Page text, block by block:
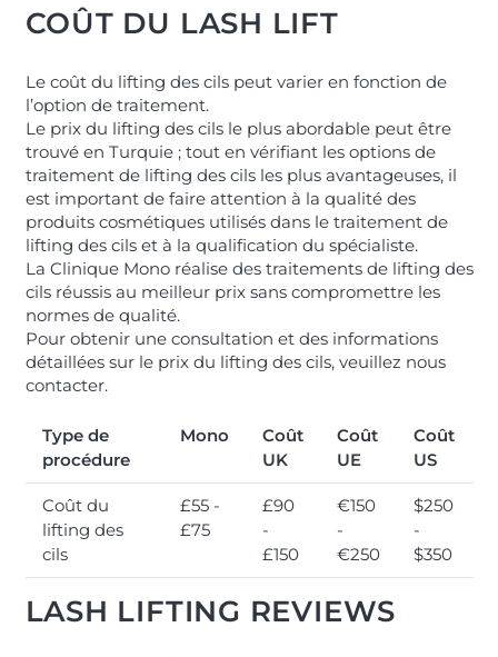
COÛT DU LASH LIFT
Le coût du lifting des cils peut varier en fonction de
l’option de traitement.
Le prix du lifting des cils le plus abordable peut être
trouvé en Turquie ; tout en vérifiant les options de
traitement de lifting des cils les plus avantageuses, il
est important de faire attention à la qualité des
produits cosmétiques utilisés dans le traitement de
lifting des cils et à la qualification du spécialiste.
La Clinique Mono réalise des traitements de lifting des
cils réussis au meilleur prix sans compromettre les
normes de qualité.
Pour obtenir une consultation et des informations
détaillées sur le prix du lifting des cils, veuillez nous
contacter.
Type de
procédure
Mono
Coût
UK
Coût
UE
Coût
US
Coût du
lifting des
cils
£55 -
£75
£90
-
£150
€150
-
€250
$250
-
$350
LASH LIFTING REVIEWS